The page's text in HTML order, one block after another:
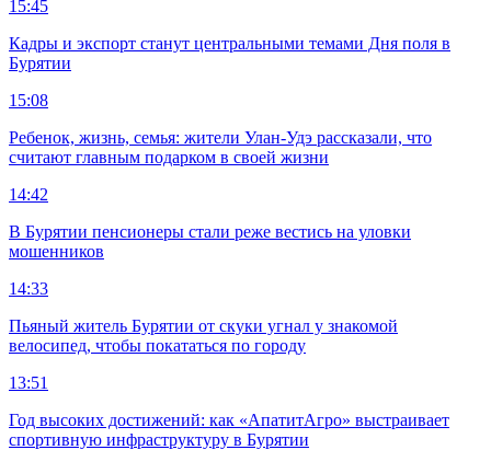
15:45
Кадры и экспорт станут центральными темами Дня поля в
Бурятии
15:08
Ребенок, жизнь, семья: жители Улан-Удэ рассказали, что
считают главным подарком в своей жизни
14:42
В Бурятии пенсионеры стали реже вестись на уловки
мошенников
14:33
Пьяный житель Бурятии от скуки угнал у знакомой
велосипед, чтобы покататься по городу
13:51
Год высоких достижений: как «АпатитАгро» выстраивает
спортивную инфраструктуру в Бурятии